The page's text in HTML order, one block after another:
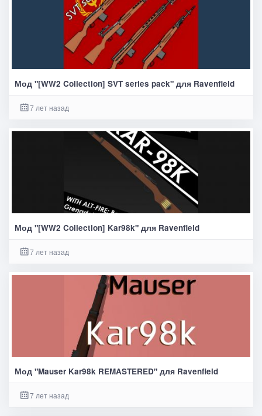
Мод "[WW2 Collection] SVT series pack" для Ravenfield
7 лет назад
Мод "[WW2 Collection] Kar98k" для Ravenfield
7 лет назад
Мод "Mauser Kar98k REMASTERED" для Ravenfield
7 лет назад